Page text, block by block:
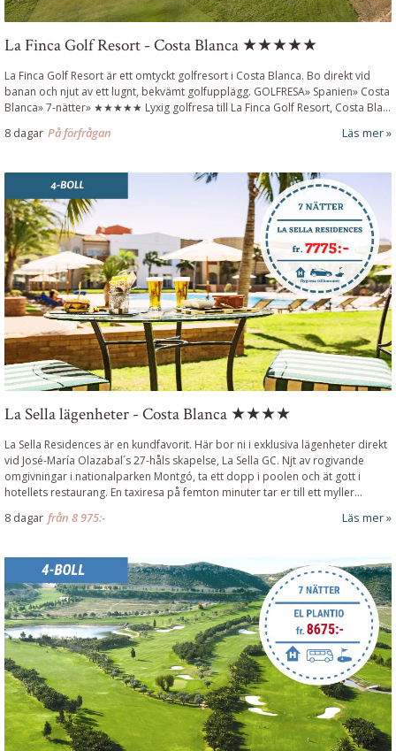
La Finca Golf Resort - Costa Blanca ★★★★★
La Finca Golf Resort är ett omtyckt golfresort i Costa Blanca. Bo direkt vid
banan och njut av ett lugnt, bekvämt golfupplägg. GOLFRESA» Spanien» Costa
Blanca» 7-nätter» ★★★★★ Lyxig golfresa till La Finca Golf Resort, Costa Bla...
8 dagar På förfrågan Läs mer
La Sella lägenheter - Costa Blanca ★★★★
La Sella Residences är en kundfavorit. Här bor ni i exklusiva lägenheter direkt
vid José-María Olazabal´s 27-håls skapelse, La Sella GC. Njt av rogivande
omgivningar i nationalparken Montgó, ta ett dopp i poolen och ät gott i
hotellets restaurang. En taxiresa på femton minuter tar er till ett myller...
8 dagar från 8 975:- Läs mer